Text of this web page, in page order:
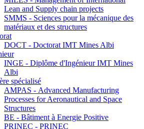
Lean and Supply chain projects
SMMS - Sciences pour la mécanique des
matériaux et des structures
DOCT - Doctorat IMT Mines Albi
INGE - Diplôme d'Ingénieur IMT Mines
Albi
spécialisé
AMPAS - Advanced Manufacturing
Processes for Aeronautical and Space
Structures
BE - Bâtiment à Energie Positive
PRINEC - PRINEC